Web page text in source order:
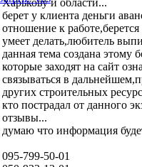
Харькову и области...
берет у клиента деньги
отношение к
умеет делать,любитель
данная тема создана этому
которые заходят на сайт
связываться в
других строительных
кто пострадал от данного
отзывы...
думаю что информация
095-799-50-01